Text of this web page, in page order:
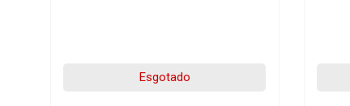
Esgotado